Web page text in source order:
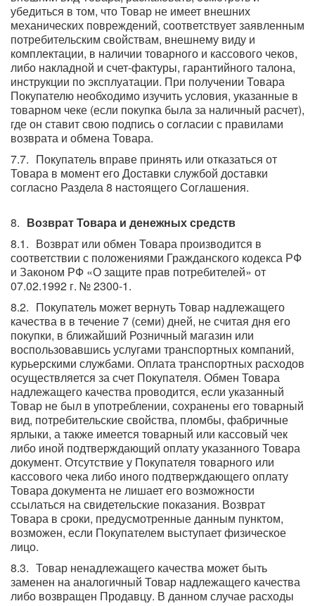
убедиться в том, что Товар не имеет внешних
механических повреждений, соответствует заявленным
потребительским свойствам, внешнему виду и
комплектации, в наличии товарного и кассового чеков,
либо накладной и счет-фактуры, гарантийного талона,
инструкции по эксплуатации. При получении Товара
Покупателю необходимо изучить условия, указанные в
товарном чеке (если покупка была за наличный расчет),
где он ставит свою подпись о согласии с правилами
возврата и обмена Товара.
Покупатель вправе принять или отказаться от
Товара в момент его Доставки службой доставки
согласно Раздела 8 настоящего Соглашения.
Возврат Товара и денежных средств
Возврат или обмен Товара производится в
соответствии с положениями Гражданского кодекса РФ
и Законом РФ «О защите прав потребителей» от
07.02.1992 г. № 2300-1.
Покупатель может вернуть Товар надлежащего
качества в в течение 7 (семи) дней, не считая дня его
покупки, в ближайший Розничный магазин или
воспользовавшись услугами транспортных компаний,
курьерскими службами. Оплата транспортных расходов
осуществляется за счет Покупателя. Обмен Товара
надлежащего качества проводится, если указанный
Товар не был в употреблении, сохранены его товарный
вид, потребительские свойства, пломбы, фабричные
ярлыки, а также имеется товарный или кассовый чек
либо иной подтверждающий оплату указанного Товара
документ. Отсутствие у Покупателя товарного или
кассового чека либо иного подтверждающего оплату
Товара документа не лишает его возможности
ссылаться на свидетельские показания. Возврат
Товара в сроки, предусмотренные данным пунктом,
возможен, если Покупателем выступает физическое
лицо.
Товар ненадлежащего качества может быть
заменен на аналогичный Товар надлежащего качества
либо возвращен Продавцу. В данном случае расходы